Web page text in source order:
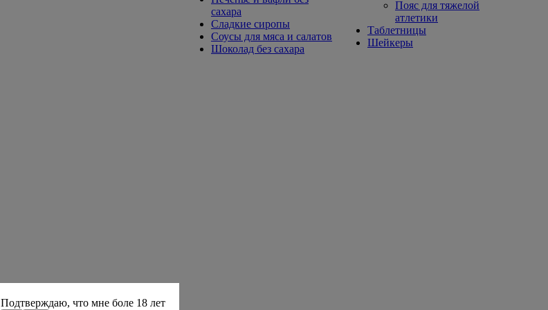
сахара
Сладкие сиропы
Соусы для мяса и салатов
Шоколад без сахара
Пояс для тяжелой
атлетики
Таблетницы
Шейкеры
Подтверждаю, что мне боле 18 лет